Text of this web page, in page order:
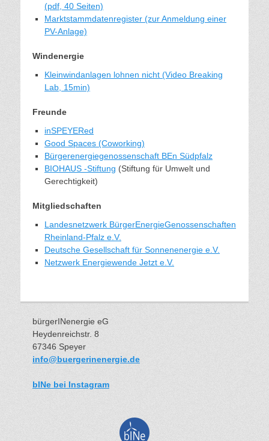
(pdf, 40 Seiten)
Marktstammdatenregister (zur Anmeldung einer
PV-Anlage)
Windenergie
Kleinwindanlagen lohnen nicht (Video Breaking
Lab, 15min)
Freunde
inSPEYERed
Good Spaces (Coworking)
Bürgerenergiegenossenschaft BEn Südpfalz
BIOHAUS -Stiftung (Stiftung für Umwelt und
Gerechtigkeit)
Mitgliedschaften
Landesnetzwerk BürgerEnergieGenossenschaften
Rheinland-Pfalz e.V.
Deutsche Gesellschaft für Sonnenenergie e.V.
Netzwerk Energiewende Jetzt e.V.
bürgerINenergie eG
Heydenreichstr. 8
67346 Speyer
info@buergerinenergie.de
bINe bei Instagram